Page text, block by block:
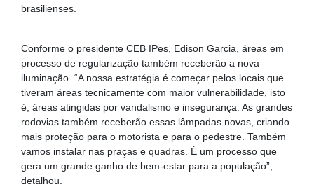
brasilienses.
Conforme o presidente CEB IPes, Edison Garcia, áreas em
processo de regularização também receberão a nova
iluminação. “A nossa estratégia é começar pelos locais que
tiveram áreas tecnicamente com maior vulnerabilidade, isto
é, áreas atingidas por vandalismo e insegurança. As grandes
rodovias também receberão essas lâmpadas novas, criando
mais proteção para o motorista e para o pedestre. Também
vamos instalar nas praças e quadras. É um processo que
gera um grande ganho de bem-estar para a população”,
detalhou.